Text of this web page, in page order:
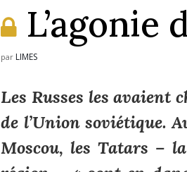
L’agonie
par LIMES
Les Russes les avaient
de l’Union soviétique.
Moscou, les Tatars –